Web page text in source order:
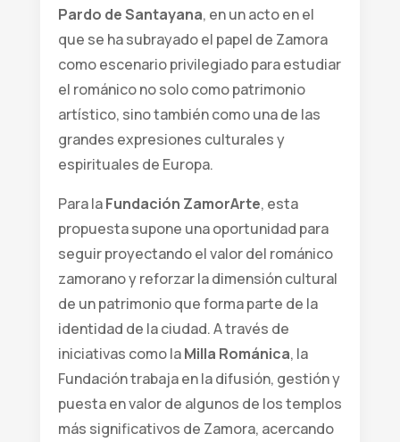
Pardo de Santayana, en un acto en el
que se ha subrayado el papel de Zamora
como escenario privilegiado para estudiar
el románico no solo como patrimonio
artístico, sino también como una de las
grandes expresiones culturales y
espirituales de Europa.
Para laFundación ZamorArte, esta
propuesta supone una oportunidad para
seguir proyectando el valor del románico
zamorano y reforzar la dimensión cultural
de un patrimonio que forma parte de la
identidad de la ciudad. A través de
iniciativas como laMilla Románica, la
Fundación trabaja en la difusión, gestión y
puesta en valor de algunos de los templos
más significativos de Zamora, acercando